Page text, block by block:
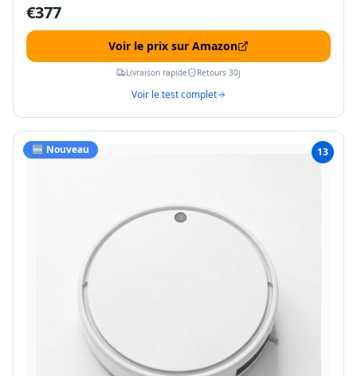
€377
Voir le prix sur Amazon
Livraison rapide Retours 30j
Voir le test complet
🆕 Nouveau 13